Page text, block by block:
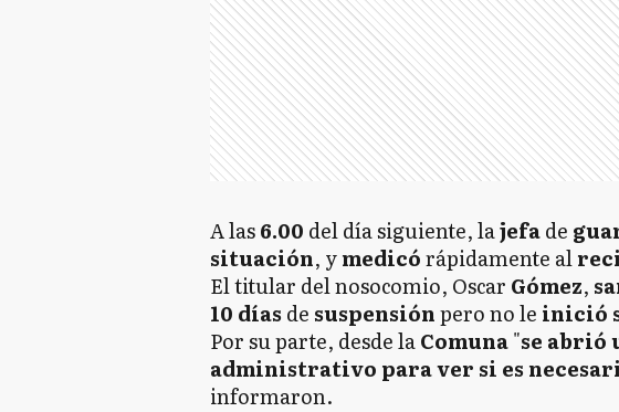
A las6.00 del día siguiente, lajefade
situación, ymedicórápidamente al
El titular del nosocomio, Oscar Gómez,
10 días de suspensiónpero no le inició
Por su parte, desde laComuna"se abrió
administrativo para ver si es
informaron.